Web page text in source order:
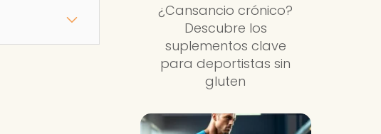
¿Cansancio crónico?
Descubre los
suplementos clave
para deportistas sin
gluten